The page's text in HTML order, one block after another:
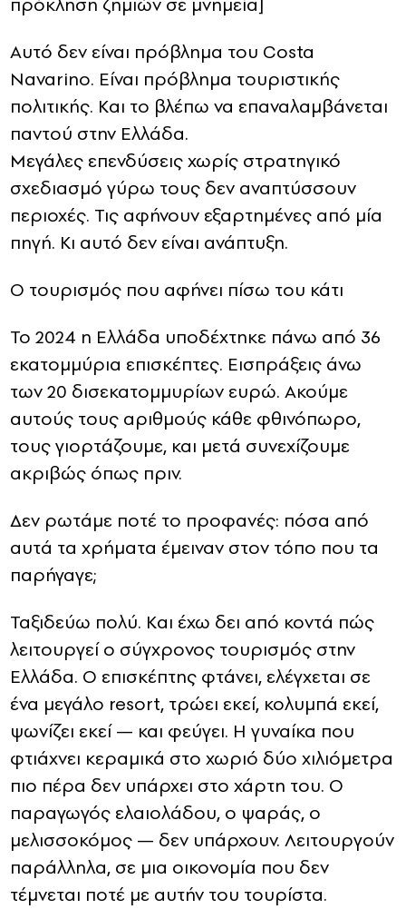
Αυτό δεν είναι πρόβλημα του Costa
Navarino. Είναι πρόβλημα τουριστικής
πολιτικής. Και το βλέπω να επαναλαμβάνεται
παντού στην Ελλάδα.
Μεγάλες επενδύσεις χωρίς στρατηγικό
σχεδιασμό γύρω τους δεν αναπτύσσουν
περιοχές. Τις αφήνουν εξαρτημένες από μία
πηγή. Κι αυτό δεν είναι ανάπτυξη.
Ο τουρισμός που αφήνει πίσω του κάτι
Το 2024 η Ελλάδα υποδέχτηκε πάνω από 36
εκατομμύρια επισκέπτες. Εισπράξεις άνω
των 20 δισεκατομμυρίων ευρώ. Ακούμε
αυτούς τους αριθμούς κάθε φθινόπωρο,
τους γιορτάζουμε, και μετά συνεχίζουμε
ακριβώς όπως πριν.
Δεν ρωτάμε ποτέ το προφανές: πόσα από
αυτά τα χρήματα έμειναν στον τόπο που τα
παρήγαγε;
Ταξιδεύω πολύ. Και έχω δει από κοντά πώς
λειτουργεί ο σύγχρονος τουρισμός στην
Ελλάδα. Ο επισκέπτης φτάνει, ελέγχεται σε
ένα μεγάλο resort, τρώει εκεί, κολυμπά εκεί,
ψωνίζει εκεί — και φεύγει. Η γυναίκα που
φτιάχνει κεραμικά στο χωριό δύο χιλιόμετρα
πιο πέρα δεν υπάρχει στο χάρτη του. Ο
παραγωγός ελαιολάδου, ο ψαράς, ο
μελισσοκόμος — δεν υπάρχουν. Λειτουργούν
παράλληλα, σε μια οικονομία που δεν
τέμνεται ποτέ με αυτήν του τουρίστα.